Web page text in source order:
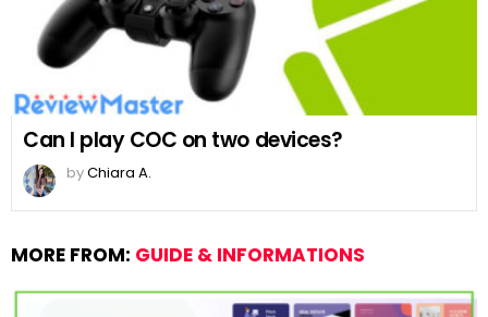
Can I play COC on two devices?
byChiara A.
MORE FROM: GUIDE & INFORMATIONS